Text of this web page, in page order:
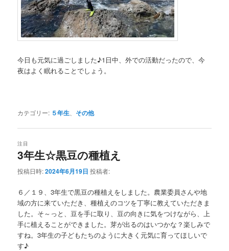
今日も元気に過ごしました♪1日中、外での活動だったので、今
夜はよく眠れることでしょう。
カテゴリー: ５年生 その他
3年生☆黒豆の種植え
注目
投稿日時:2024年6月19日 投稿者:
６／１９、3年生で黒豆の種植えをしました。農業委員さんや地
域の方に来ていただき、種植えのコツを丁寧に教えていただきま
した。そ～っと、豆を手に取り、豆の向きに気をつけながら、上
手に植えることができました。芽が出るのはいつかな？楽しみで
すね。3年生の子どもたちのように大きく元気に育ってほしいで
す♪